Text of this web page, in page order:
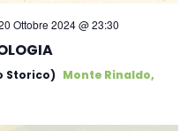
Ottobre 2024 @ 23:30
Storico) Monte Rinaldo,